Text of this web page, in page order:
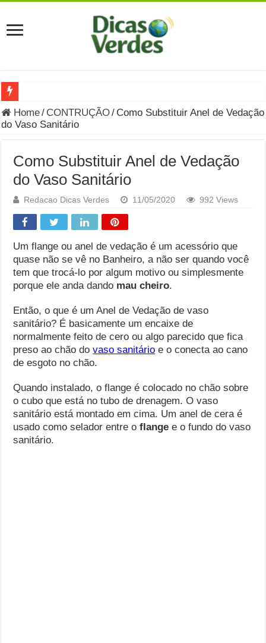
Grávida Pode Comer Pastrami? Saiba Quando o Consumo é
Você sabe o que é uma Economia Circular?
Carta Psicografada de Isabella Nardoni : O que Diz a
Grávida pode comer picles e alimentos em conserva durante
Grávida pode comer Ceviche? Entenda os riscos na gravidez
Carta Psicografada João Hélio: Revelação, Paz e a Lei do
Carta Psicografada de Eduardo Campos
Home/ CONTRUÇÃO/ Como Substituir Anel de Vedação
do Vaso Sanitário
Como Substituir Anel de Vedação
do Vaso Sanitário
Redacao Dicas Verdes 11/05/2020 992 Views
Um flange ou anel de vedação é um acessório que
quase não se vê no Banheiro, a não ser quando você
tem que trocá-lo por algum motivo ou simplesmente
porque ele anda dando mau cheiro.
Então, o que é um Anel de Vedação de vaso
sanitário? É basicamente um encaixe de
normalmente feito de cero ou algo parecido que fica
preso ao chão dovaso sanitário e o conecta ao cano
de esgoto no chão.
Quando instalado, o flange é colocado no chão sobre
o cubo que está no tubo de drenagem. O vaso
sanitário está montado em cima. Um anel de cera é
usado como selador entre o flange e o fundo do vaso
sanitário.